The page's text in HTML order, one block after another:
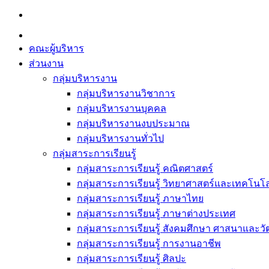
Skip
content
คณะผู้บริหาร
ส่วนงาน
กลุ่มบริหารงาน
กลุ่มบริหารงานวิชาการ
กลุ่มบริหารงานบุคคล
กลุ่มบริหารงานงบประมาณ
กลุ่มบริหารงานทั่วไป
กลุ่มสาระการเรียนรู้
กลุ่มสาระการเรียนรู้ คณิตศาสตร์
กลุ่มสาระการเรียนรู้ วิทยาศาสตร์และเทคโนโ
กลุ่มสาระการเรียนรู้ ภาษาไทย
กลุ่มสาระการเรียนรู้ ภาษาต่างประเทศ
กลุ่มสาระการเรียนรู้ สังคมศึกษา ศาสนาและ
กลุ่มสาระการเรียนรู้ การงานอาชีพ
กลุ่มสาระการเรียนรู้ ศิลปะ